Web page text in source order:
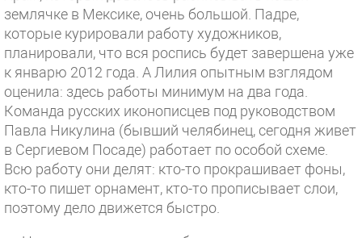
землячке в Мексике, очень большой. Падре,
которые курировали работу художников,
планировали, что вся роспись будет завершена уже
к январю 2012 года. А Лилия опытным взглядом
оценила: здесь работы минимум на два года.
Команда русских иконописцев под руководством
Павла Никулина (бывший челябинец, сегодня живет
в Сергиевом Посаде) работает по особой схеме.
Всю работу они делят: кто-то прокрашивает фоны,
кто-то пишет орнамент, кто-то прописывает слои,
поэтому дело движется быстро.